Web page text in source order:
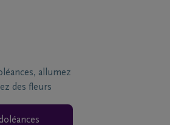
allumez
des fleurs